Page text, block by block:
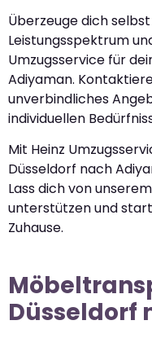
Überzeuge dich
Leistungsspektrum
Umzugsservice für
Adiyaman.
unverbindliches
individuellen
Mit Heinz
Düsseldorf nach
Lass dich von
unterstützen und
Zuhause.
Düsseldorf